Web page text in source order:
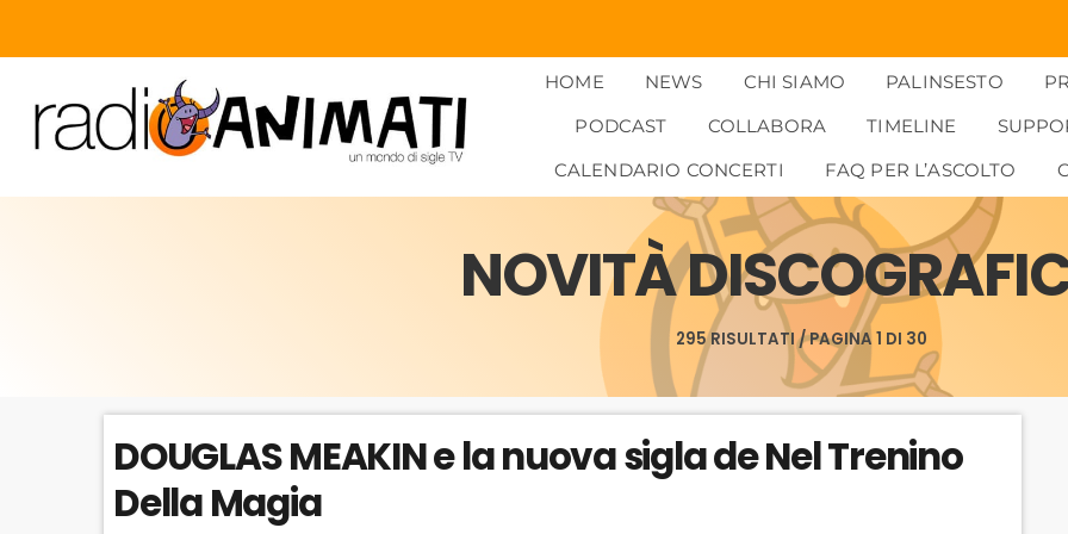
HOME NEWS CHI SIAMO PALINSESTO
PODCAST
COLLABORA TIMELINE
CALENDARIO CONCERTI
FAQ PER L’ASCOLTO
NOVITÀ
295 RISULTATI / PAGINA 1 DI 30
DOUGLAS MEAKIN e la nuova sigla de Nel Trenino
Della Magia